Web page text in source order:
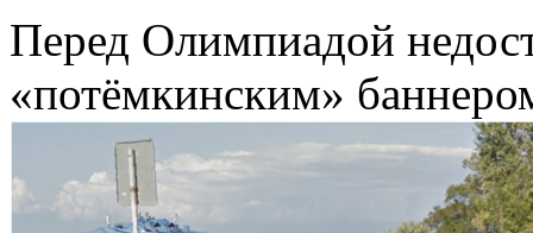
Перед Олимпиадой
«потёмкинским»